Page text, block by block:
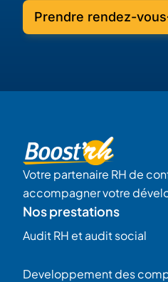
Prendre rendez-vous
Votre partenaire RH de
accompagner votre
Nos prestations
Audit RH et audit social
Developpement des